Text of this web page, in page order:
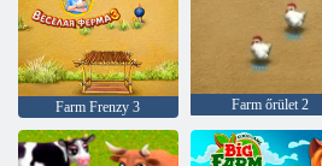
Farm Frenzy 3 Farm őrület 2